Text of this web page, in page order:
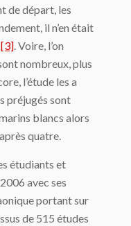
de départ, les
il n’en était
[3] . Voire, l’on
nombreux, plus
l’étude les a
préjugés sont
blancs alors
quatre.
étudiants et
avec ses
portant sur
de 515 études